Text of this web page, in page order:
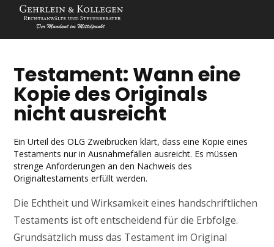
Testament: Wann eine
Kopie des Originals
nicht ausreicht
Ein Urteil des OLG Zweibrücken klärt, dass eine Kopie eines
Testaments nur in Ausnahmefällen ausreicht. Es müssen
strenge Anforderungen an den Nachweis des
Originaltestaments erfüllt werden.
Die Echtheit und Wirksamkeit eines handschriftlichen
Testaments ist oft entscheidend für die Erbfolge.
Grundsätzlich muss das Testament im Original